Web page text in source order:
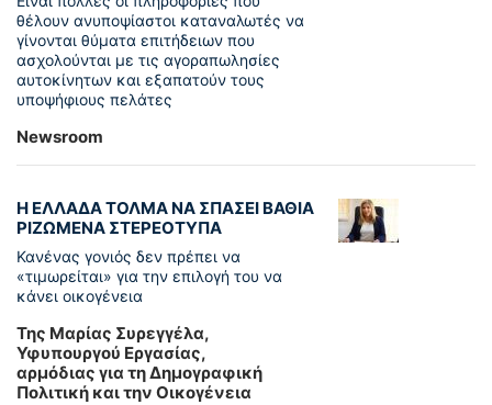
θέλουν ανυποψίαστοι καταναλωτές να
γίνονται θύματα επιτήδειων που
ασχολούνται με τις αγοραπωλησίες
αυτοκίνητων και εξαπατούν τους
υποψήφιους πελάτες
Newsroom
Η ΕΛΛΑΔΑ ΤΟΛΜΑ ΝΑ ΣΠΑΣΕΙ ΒΑΘΙΑ
ΡΙΖΩΜΕΝΑ ΣΤΕΡΕΟΤΥΠΑ
Κανένας γονιός δεν πρέπει να
«τιμωρείται» για την επιλογή του να
κάνει οικογένεια
Της Μαρίας Συρεγγέλα,
Υφυπουργού Εργασίας,
αρμόδιας για τη Δημογραφική
Πολιτική και την Οικογένεια